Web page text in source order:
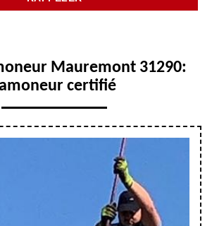
Mauremont 31290:
certifié